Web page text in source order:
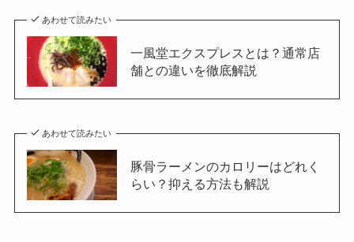
あわせて読みたい
一風堂エクスプレスとは？通常店
舗との違いを徹底解説
あわせて読みたい
豚骨ラーメンのカロリーはどれく
らい？抑える方法も解説